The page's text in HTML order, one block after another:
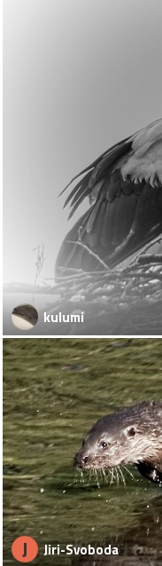
kulumi
J Jiri-Svoboda